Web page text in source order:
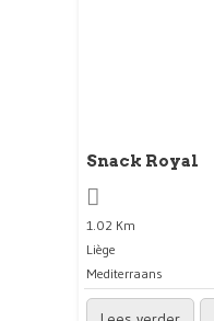
Snack Royal
1.02 Km
Liège
Mediterraans